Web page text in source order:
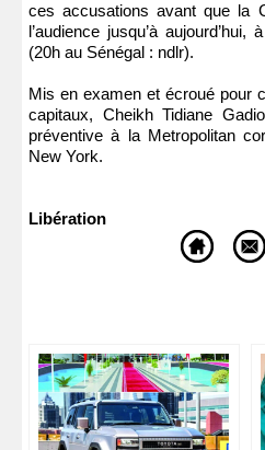
ces accusations avant que la
l’audience jusqu’à
(20h au Sénégal : ndlr).
Mis en examen et écroué pour
capitaux, Cheikh Tidiane
préventive à la Metropolitan
New York.
Libération